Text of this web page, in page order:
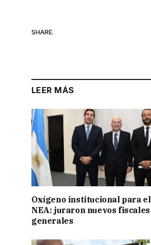
SHARE.
LEER MÁS
Oxígeno institucional para el
NEA: juraron nuevos fiscales
generales